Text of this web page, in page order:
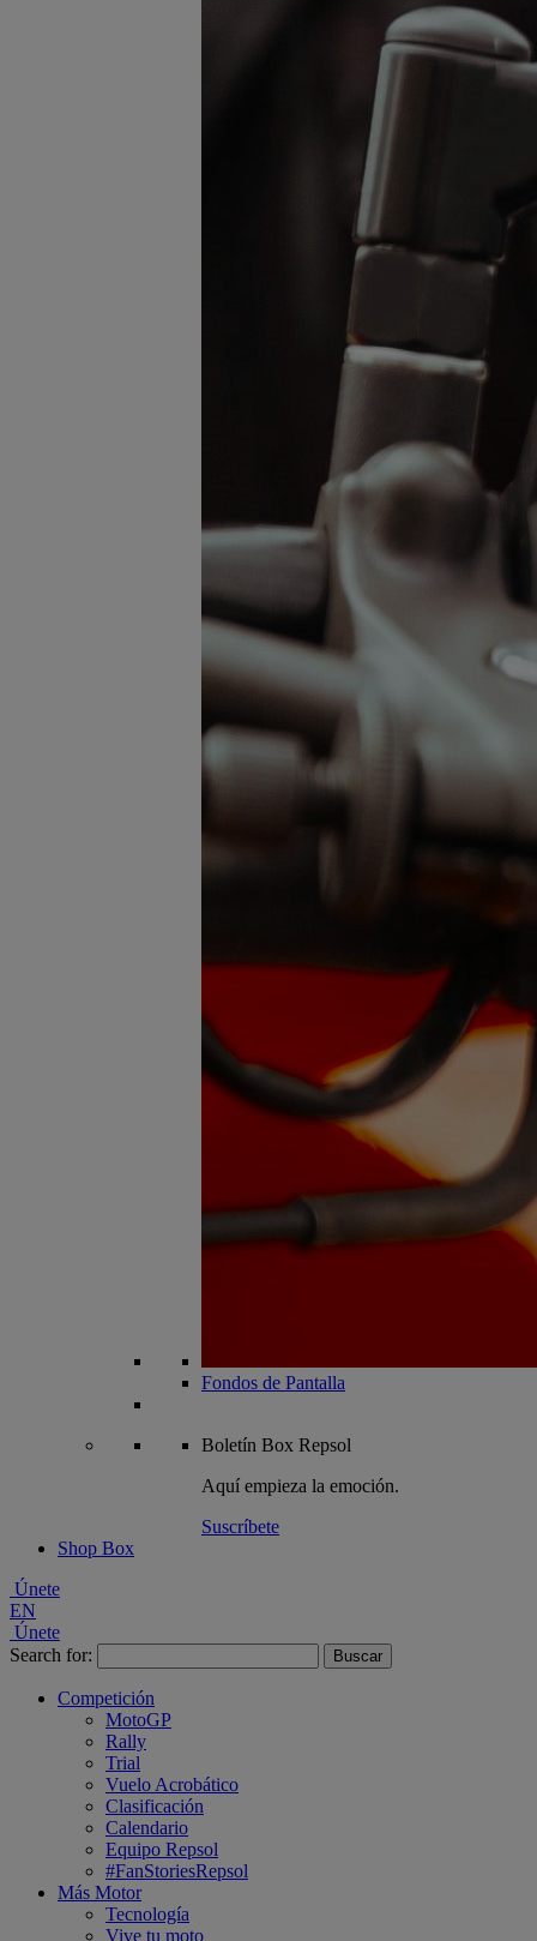
Fondos de Pantalla
Boletín Box Repsol
Aquí empieza la emoción.
Suscríbete
Shop Box
Únete
EN
Únete
Search for:
Competición
MotoGP
Rally
Trial
Vuelo Acrobático
Clasificación
Calendario
Equipo Repsol
#FanStoriesRepsol
Más Motor
Tecnología
Vive tu moto